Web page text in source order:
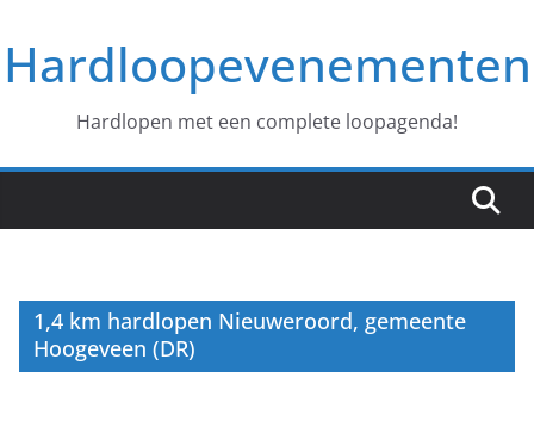
naar
deHardloopevenementen
Hardlopen met een complete loopagenda!
1,4 km hardlopen Nieuweroord, gemeente
Hoogeveen (DR)